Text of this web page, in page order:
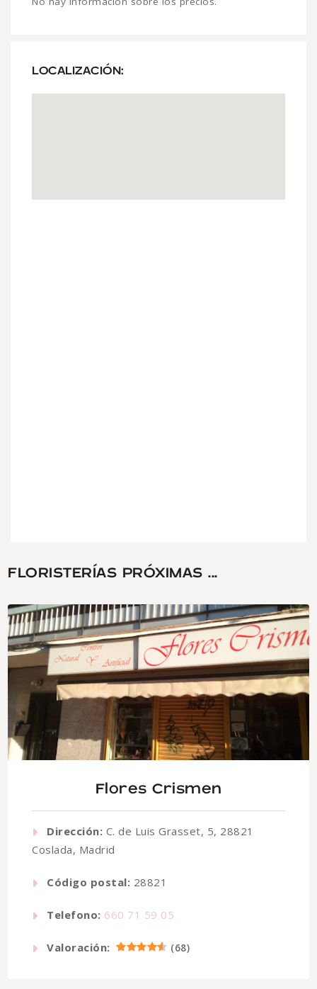
LOCALIZACIÓN:
FLORISTERÍAS PRÓXIMAS ...
Flores Crismen
Dirección: C. de Luis Grasset, 5, 28821
Coslada, Madrid
Código postal: 28821
Telefono: 660 71 59 05
Valoración: (68)